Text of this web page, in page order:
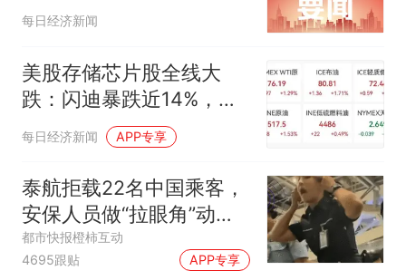
每日经济新闻
美股存储芯片股全线大
跌：闪迪暴跌近14%，西
部数据跌超19%，SK海力
士跌6%，美光下跌近4%
｜美股开盘
每日经济新闻 APP专享
泰航拒载22名中国乘客，
安保人员做“拉眼角”动
作，泰国机场最新回应：
拒绝登机决定由航司作
都市快报橙柿互动
4695跟贴
APP专享